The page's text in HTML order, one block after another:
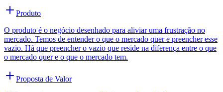
Produto
O produto é o negócio desenhado para aliviar uma frustração no
mercado. Temos de entender o que o mercado quer e preencher esse
vazio. Há que preencher o vazio que reside na diferença entre o que
o mercado quer e o que o mercado tem.
Proposta de Valor